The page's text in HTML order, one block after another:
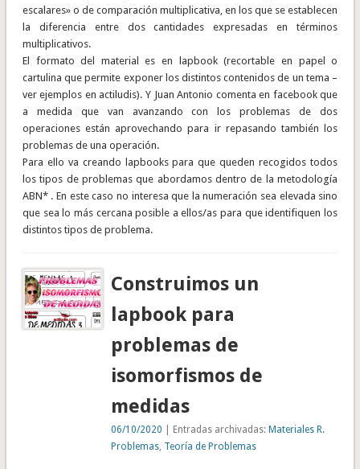
escalares» o de comparación multiplicativa, en los que se establecen
la diferencia entre dos cantidades expresadas en términos
multiplicativos.
El formato del material es en lapbook (recortable en papel o
cartulina que permite exponer los distintos contenidos de un tema –
ver ejemplos en actiludis). Y Juan Antonio comenta en facebook que
a medida que van avanzando con los problemas de dos
operaciones están aprovechando para ir repasando también los
problemas de una operación.
Para ello va creando lapbooks para que queden recogidos todos
los tipos de problemas que abordamos dentro de la metodología
ABN* . En este caso no interesa que la numeración sea elevada sino
que sea lo más cercana posible a ellos/as para que identifiquen los
distintos tipos de problema.
Construimos un
lapbook para
problemas de
isomorfismos de
medidas
06/10/2020 | Entradas archivadas:Materiales R.
Problemas Teoría de Problemas